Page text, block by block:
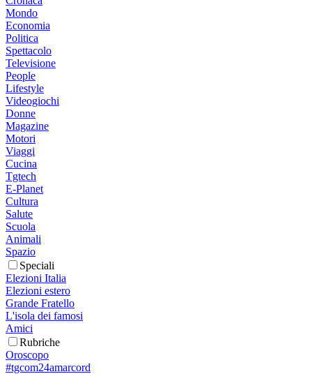
Mondo
Economia
Politica
Spettacolo
Televisione
People
Lifestyle
Videogiochi
Donne
Magazine
Motori
Viaggi
Cucina
Tgtech
E-Planet
Cultura
Salute
Scuola
Animali
Spazio
Speciali
Elezioni Italia
Elezioni estero
Grande Fratello
L'isola dei famosi
Amici
Rubriche
Oroscopo
#tgcom24amarcord